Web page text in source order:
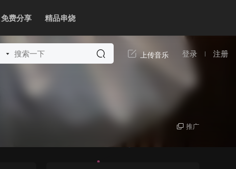
免费分享 精品串烧
登录 注册
推广